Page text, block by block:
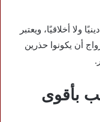
ولا أخلاقيًا، ويعتبر
أن يكونوا حذرين
بأقوى